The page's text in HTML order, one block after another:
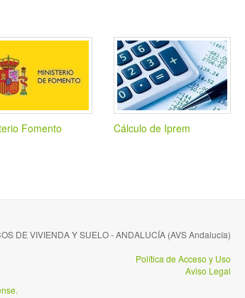
Fomento Cálculo de Iprem
DE VIVIENDA Y SUELO - ANDALUCÍA (AVS Andalucía)
Política de Acceso y Uso
Aviso Legal